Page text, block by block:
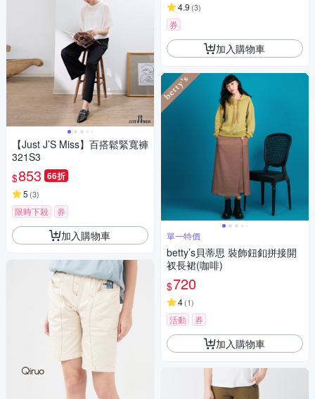
【Just J’S Miss】百搭鬆緊寬褲
321S3
$853 66折
5 (3)
限時下殺 券
加入購物車
4.9 (3)
券
加入購物車
單一特價
betty’s貝蒂思 裝飾鈕釦拼接開
衩長裙(咖啡)
$720
4(1)
活動 券
加入購物車